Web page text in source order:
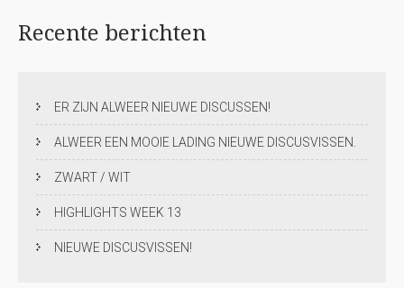
Recente berichten
ER ZIJN ALWEER NIEUWE DISCUSSEN!
ALWEER EEN MOOIE LADING NIEUWE DISCUSVISSEN.
ZWART / WIT
HIGHLIGHTS WEEK 13
NIEUWE DISCUSVISSEN!